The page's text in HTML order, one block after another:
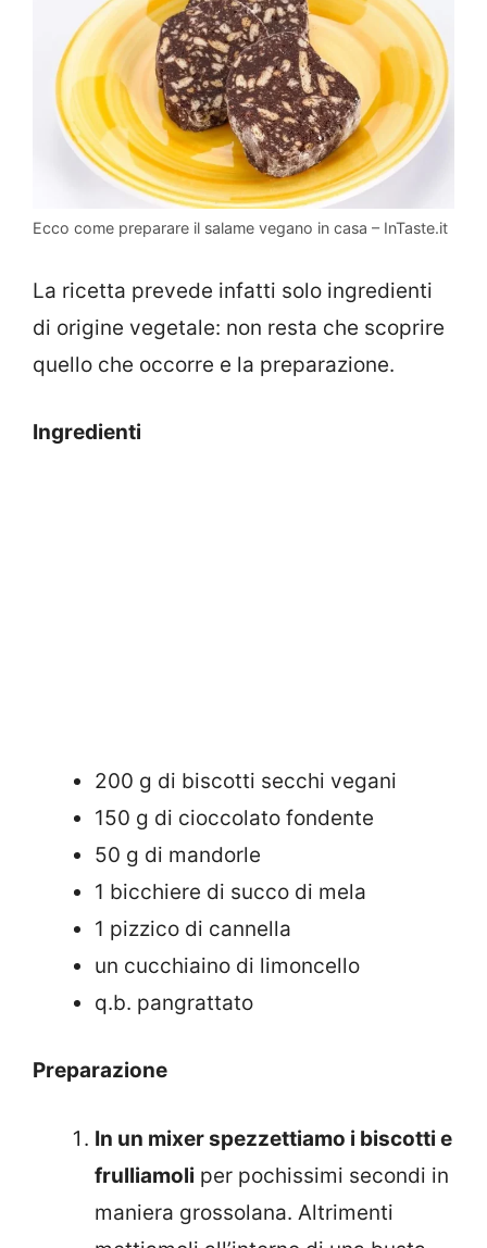
Ecco come preparare il salame vegano in casa – InTaste.it
La ricetta prevede infatti solo ingredienti
di origine vegetale: non resta che scoprire
quello che occorre e la preparazione.
Ingredienti
200 g di biscotti secchi vegani
150 g di cioccolato fondente
50 g di mandorle
1 bicchiere di succo di mela
1 pizzico di cannella
un cucchiaino di limoncello
q.b. pangrattato
Preparazione
In un mixer spezzettiamo i biscotti e
frulliamoli per pochissimi secondi in
maniera grossolana. Altrimenti